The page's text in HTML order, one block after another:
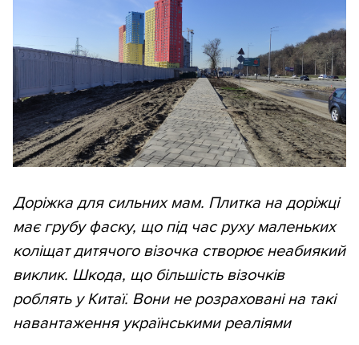
Доріжка для сильних мам. Плитка на доріжці
має грубу фаску, що під час руху маленьких
коліщат дитячого візочка створює неабиякий
виклик. Шкода, що більшість візочків
роблять у Китаї. Вони не розраховані на такі
навантаження українськими реаліями